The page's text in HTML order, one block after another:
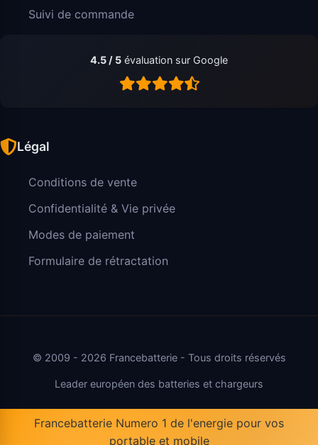
Suivi de commande
4.5 / 5 évaluation sur Google
Légal
Conditions de vente
Confidentialité & Vie privée
Modes de paiement
Formulaire de rétractation
© 2009 - 2026 Francebatterie - Tous droits réservés
Leader européen des batteries et chargeurs
Francebatterie Numero 1 de l'energie pour vos
portable et mobile